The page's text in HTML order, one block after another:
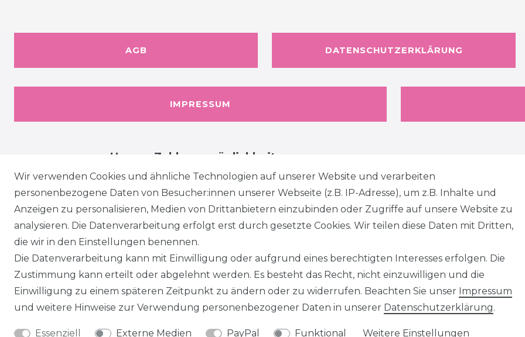
AGB DATENSCHUTZERKLÄRUNG
IMPRESSUM
Unsere Zahlungsmöglichkeiten
Wir verwenden Cookies und ähnliche Technologien auf unserer Website und verarbeiten
personenbezogene Daten von Besucher:innen unserer Webseite (z.B. IP-Adresse), um z.B. Inhalte und
Anzeigen zu personalisieren, Medien von Drittanbietern einzubinden oder Zugriffe auf unsere Website zu
analysieren. Die Datenverarbeitung erfolgt erst durch gesetzte Cookies. Wir teilen diese Daten mit Dritten,
die wir in den Einstellungen benennen.
Die Datenverarbeitung kann mit Einwilligung oder aufgrund eines berechtigten Interesses erfolgen. Die
Zustimmung kann erteilt oder abgelehnt werden. Es besteht das Recht, nicht einzuwilligen und die
Einwilligung zu einem späteren Zeitpunkt zu ändern oder zu widerrufen. Beachten Sie unser Impressum
und weitere Hinweise zur Verwendung personenbezogener Daten in unserer Daten­schutz­erklärung.
Essenziell Externe Medien PayPal Funktional Weitere Einstellungen